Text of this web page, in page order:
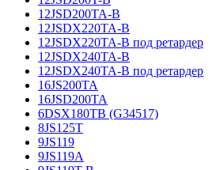
12JSD200TA-B
12JSDX220TA-B
12JSDX220TA-B под ретардер
12JSDX240TA-B
12JSDX240TA-B под ретардер
16JS200TA
16JSD200TA
6DSX180TB (G34517)
8JS125T
9JS119
9JS119A